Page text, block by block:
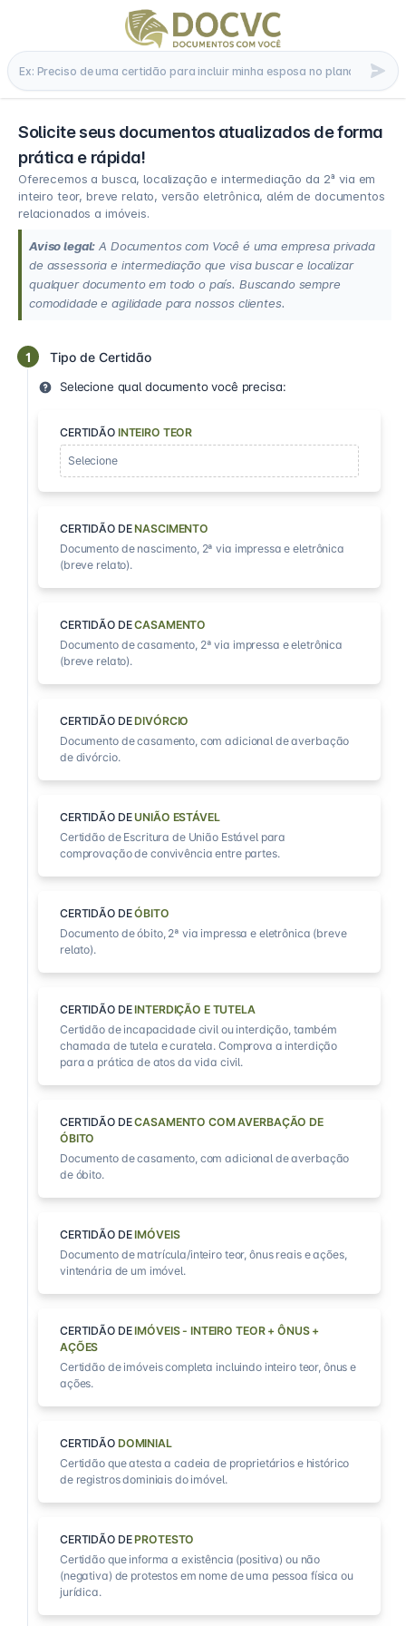
Solicite seus documentos atualizados de forma
prática e rápida!
Oferecemos a busca, localização e intermediação da 2ª via em
inteiro teor, breve relato, versão eletrônica, além de documentos
relacionados a imóveis.
Aviso legal: A Documentos com Você é uma empresa privada
de assessoria e intermediação que visa buscar e localizar
qualquer documento em todo o país. Buscando sempre
comodidade e agilidade para nossos clientes.
1 Tipo de Certidão
Selecione qual documento você precisa:
CERTIDÃO INTEIRO TEOR
Selecione
CERTIDÃO DENASCIMENTO
Documento de nascimento, 2ª via impressa e eletrônica
(breve relato).
CERTIDÃO DECASAMENTO
Documento de casamento, 2ª via impressa e eletrônica
(breve relato).
CERTIDÃO DEDIVÓRCIO
Documento de casamento, com adicional de averbação
de divórcio.
CERTIDÃO DEUNIÃO ESTÁVEL
Certidão de Escritura de União Estável para
comprovação de convivência entre partes.
CERTIDÃO DEÓBITO
Documento de óbito, 2ª via impressa e eletrônica (breve
relato).
CERTIDÃO DEINTERDIÇÃO E TUTELA
Certidão de incapacidade civil ou interdição, também
chamada de tutela e curatela. Comprova a interdição
para a prática de atos da vida civil.
CERTIDÃO DECASAMENTO COM AVERBAÇÃO DE
ÓBITO
Documento de casamento, com adicional de averbação
de óbito.
CERTIDÃO DEIMÓVEIS
Documento de matrícula/inteiro teor, ônus reais e ações,
vintenária de um imóvel.
CERTIDÃO DEIMÓVEIS - INTEIRO TEOR + ÔNUS +
AÇÕES
Certidão de imóveis completa incluindo inteiro teor, ônus e
ações.
CERTIDÃO DOMINIAL
Certidão que atesta a cadeia de proprietários e histórico
de registros dominiais do imóvel.
CERTIDÃO DEPROTESTO
Certidão que informa a existência (positiva) ou não
(negativa) de protestos em nome de uma pessoa física ou
jurídica.